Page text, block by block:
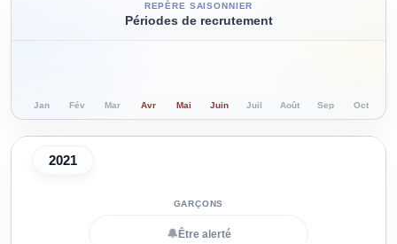
REPÈRE SAISONNIER
Périodes de recrutement
Jan Fév Mar Avr Mai Juin Juil Août Sep Oct
2021
🔔 Être alerté